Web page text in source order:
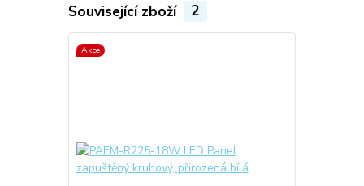
Související zboží 2
Akce